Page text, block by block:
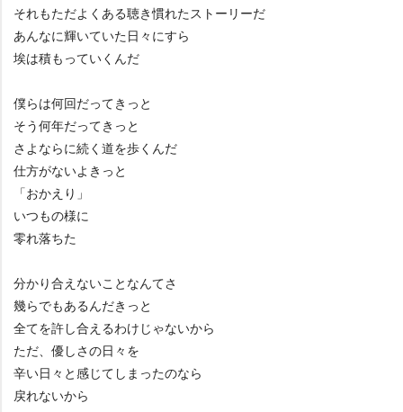
それもただよくある聴き慣れたストーリーだ
あんなに輝いていた日々にすら
埃は積もっていくんだ
僕らは何回だってきっと
そう何年だってきっと
さよならに続く道を歩くんだ
仕方がないよきっと
「おかえり」
いつもの様に
零れ落ちた
分かり合えないことなんてさ
幾らでもあるんだきっと
全てを許し合えるわけじゃないから
ただ、優しさの日々を
辛い日々と感じてしまったのなら
戻れないから